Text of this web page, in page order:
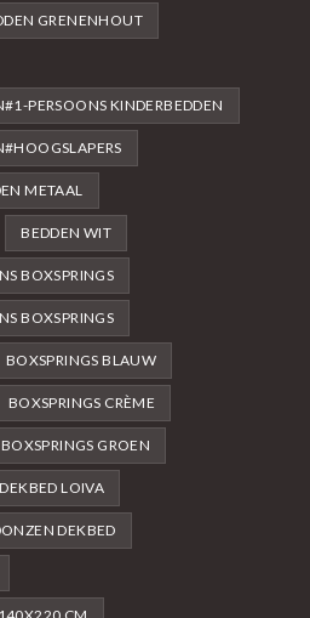
GRENENHOUT
PERSOONS KINDERBEDDEN
METAAL
BEDDEN WIT
BOXSPRINGS
BOXSPRINGS
BOXSPRINGS BLAUW
BOXSPRINGS CRÈME
BOXSPRINGS GROEN
DEKBED LOIVA
DEKBED